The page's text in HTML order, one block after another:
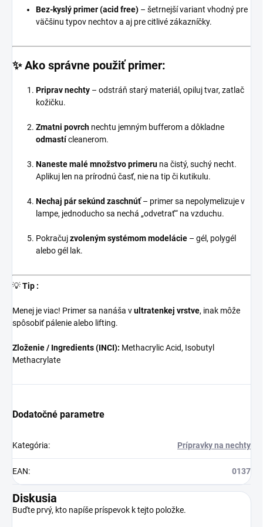
Bez-kyslý primer (acid free) – šetrnejší variant vhodný pre
väčšinu typov nechtov a aj pre citlivé zákazníčky.
✨Ako správne použiť primer:
Priprav nechty – odstráň starý materiál, opiluj tvar, zatlač
kožičku.
Zmatni povrch nechtu jemným bufferom a dôkladne
odmastícleanerom.
Naneste malé množstvo primeru na čistý, suchý necht.
Aplikuj len na prírodnú časť, nie na tip či kutikulu.
Nechaj pár sekúnd zaschnúť– primer sa nepolymelizuje v
lampe, jednoducho sa nechá „odvetrať“ na vzduchu.
Pokračujzvoleným systémom modelácie – gél, polygél
alebo gél lak.
💡Tip :
Menej je viac! Primer sa nanáša vultratenkej vrstve, inak môže
spôsobiť pálenie alebo lifting.
Zloženie / Ingredients (INCI): Methacrylic Acid, Isobutyl
Methacrylate
Dodatočné parametre
Kategória: Prípravky na nechty
EAN: 0137
Diskusia
Buďte prvý, kto napíše príspevok k tejto položke.